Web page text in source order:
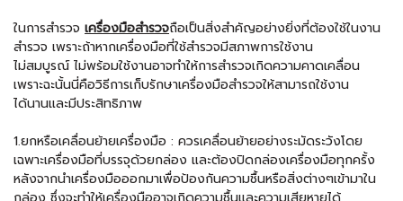
ในการสำรวจ เครื่องมือสำรวจถือเป็นสิ่งสำคัญอย่างยิ่งที่ต้องใช้ในงาน
สำรวจ เพราะถ้าหากเครื่องมือที่ใช้สำรวจมีสภาพการใช้งาน
ไม่สมบูรณ์ ไม่พร้อมใช้งานอาจทำให้การสำรวจเกิดความคาดเคลื่อน
เพราะฉะนั้นนี่คือวิธีการเก็บรักษาเครื่องมือสำรวจให้สามารถใช้งาน
ได้นานและมีประสิทธิภาพ
1.ยกหรือเคลื่อนย้ายเครื่องมือ : ควรเคลื่อนย้ายอย่างระมัดระวังโดย
เฉพาะเครื่องมือที่บรรจุด้วยกล่อง และต้องปิดกล่องเครื่องมือทุกครั้ง
หลังจากนำเครื่องมือออกมาเพื่อป้องกันความชื้นหรือสิ่งต่างๆเข้ามาใน